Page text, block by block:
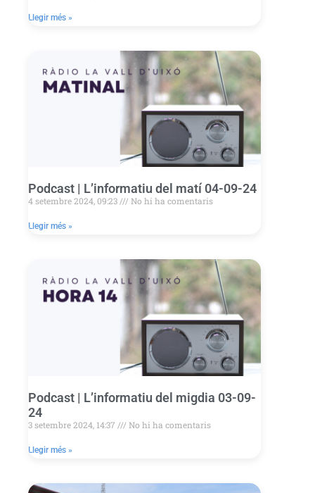
Llegir més »
Podcast | L’informatiu del matí 04-09-24
4 setembre 2024, 09:23 No hi ha comentaris
Llegir més »
Podcast | L’informatiu del migdia 03-09-
24
3 setembre 2024, 14:37 No hi ha comentaris
Llegir més »